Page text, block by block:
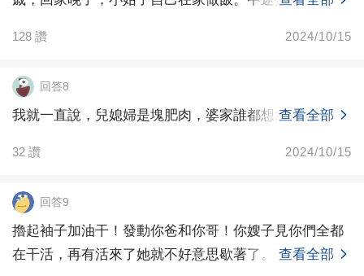
128 讚 2024/10/15
回答8
我就一直說，兒媳婦是塊肥肉，婆家誰都想拿她抹抹嘴
查看全部
32 讚 2024/10/15
回答9
擼起袖子加油干！發動你爸和你哥！你嫂子見你們全都
在干活，再有活來了她就不好意思歇著了。
查看全部